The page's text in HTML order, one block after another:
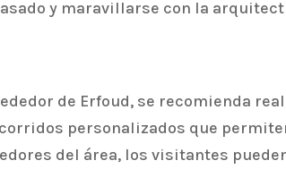
y maravillarse con la
de Erfoud, se recomienda
personalizados que
del área, los visitantes